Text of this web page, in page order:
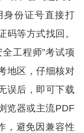
身份证号直接打
码等方式找回。
工程师”考试项
地区，仔细核对
误后，即可下载
览器或主流PDF
，避免因兼容性